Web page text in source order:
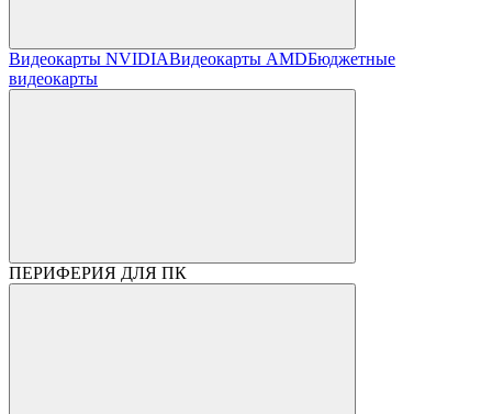
Видеокарты NVIDIAВидеокарты AMDБюджетные
видеокарты
ПЕРИФЕРИЯ ДЛЯ ПК